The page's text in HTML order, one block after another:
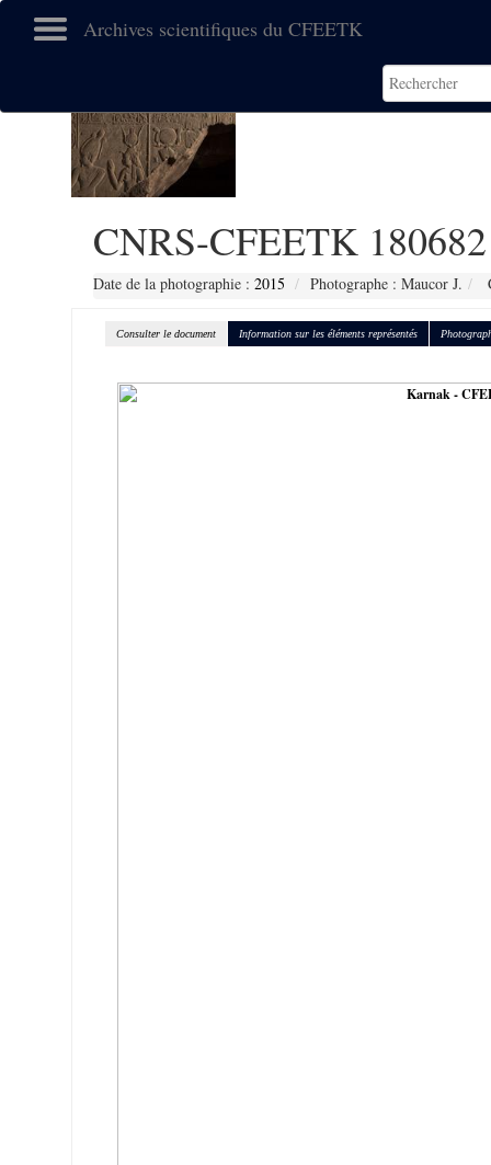
Archives scientifiques du CFEETK
CNRS-CFEETK 180682
Date de la photographie : 2015 Photographe : Maucor J.
Consulter le document Information sur les éléments représentés